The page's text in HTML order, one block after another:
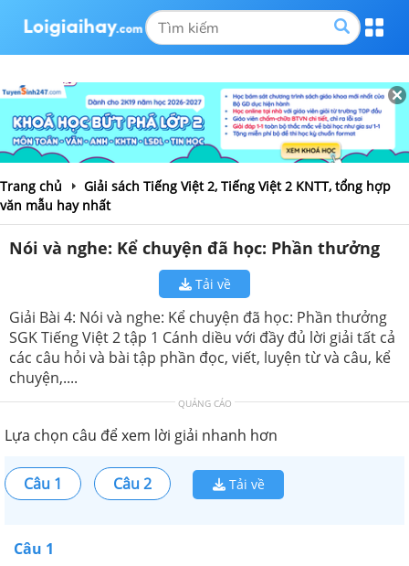
Trang chủ
Giải sách Tiếng Việt 2, Tiếng Việt 2 KNTT, tổng hợp
văn mẫu hay nhất
Nói và nghe: Kể chuyện đã học: Phần thưởng
Tải về
Giải Bài 4: Nói và nghe: Kể chuyện đã học: Phần thưởng
SGK Tiếng Việt 2 tập 1 Cánh diều với đầy đủ lời giải tất cả
các câu hỏi và bài tập phần đọc, viết, luyện từ và câu, kể
chuyện,....
QUẢNG CÁO
Lựa chọn câu để xem lời giải nhanh hơn
Câu 1 Câu 2 Tải về
Câu 1